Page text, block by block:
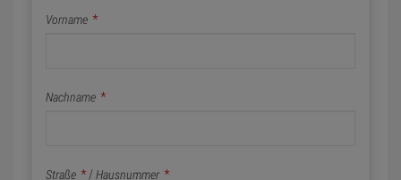
Vorname *
Nachname *
Straße * /Hausnummer *